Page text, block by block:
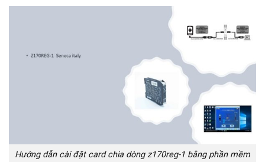
Hướng dẫn cài đặt card chia dòng z170reg-1 bằng phần mềm